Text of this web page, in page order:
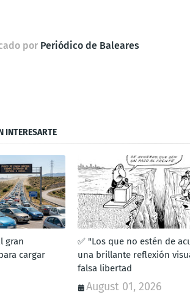
por Periódico de Baleares
INTERESARTE
gran
cargar
✅ "Los que no estén de
una brillante reflexión
falsa libertad
August 01, 2026